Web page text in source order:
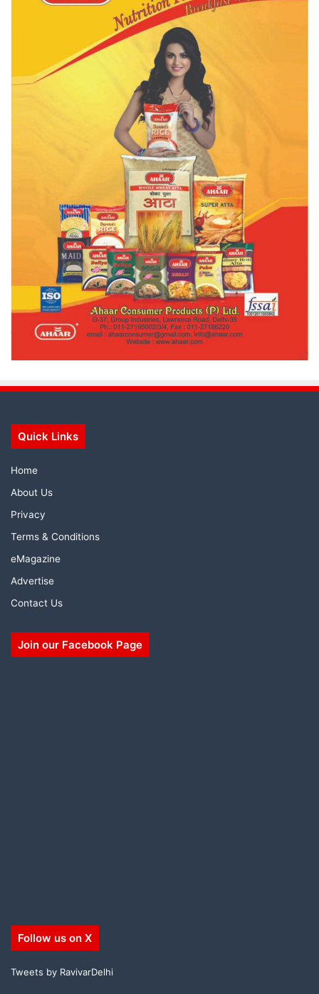
Quick Links
Home
About Us
Privacy
Terms & Conditions
eMagazine
Advertise
Contact Us
Join our Facebook Page
Follow us on X
Tweets by RavivarDelhi